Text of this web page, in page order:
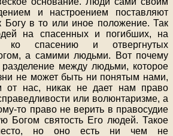
и настроением поставляют
Богу в то или иное положение. Так
на спасенных и погибших, на
ко спасению и отвергнутых
а самими людьми. Вот почему
между людьми, которое
не может быть ни понятым нами,
от нас, никак не дает нам право
или волюнтаризме, а
то право не верить в правосудие
Богом святость Его людей. Такое
но оно есть ни чем не